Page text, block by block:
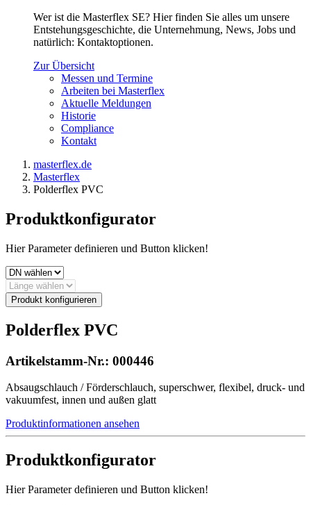
Wer ist die Masterflex SE? Hier finden Sie alles um unsere
Entstehungsgeschichte, die Unternehmung, News, Jobs und
natürlich: Kontaktoptionen.
Zur Übersicht
Messen und Termine
Arbeiten bei Masterflex
Aktuelle Meldungen
Historie
Compliance
Kontakt
masterflex.de
Masterflex
Polderflex PVC
Produktkonfigurator
Hier Parameter definieren und Button klicken!
Produkt konfigurieren
Polderflex PVC
Artikelstamm-Nr.: 000446
Absaugschlauch / Förderschlauch, superschwer, flexibel, druck- und
vakuumfest, innen und außen glatt
Produktinformationen ansehen
Produktkonfigurator
Hier Parameter definieren und Button klicken!